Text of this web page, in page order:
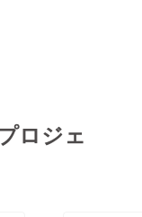
ロジェ